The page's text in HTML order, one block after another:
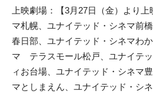
上映劇場：【3月27日（金）より
マ札幌、ユナイテッド・シネマ前
春日部、ユナイテッド・シネマわ
マ テラスモール松戸、ユナイテ
ィお台場、ユナイテッド・シネマ
マとしまえん、ユナイテッド・シ